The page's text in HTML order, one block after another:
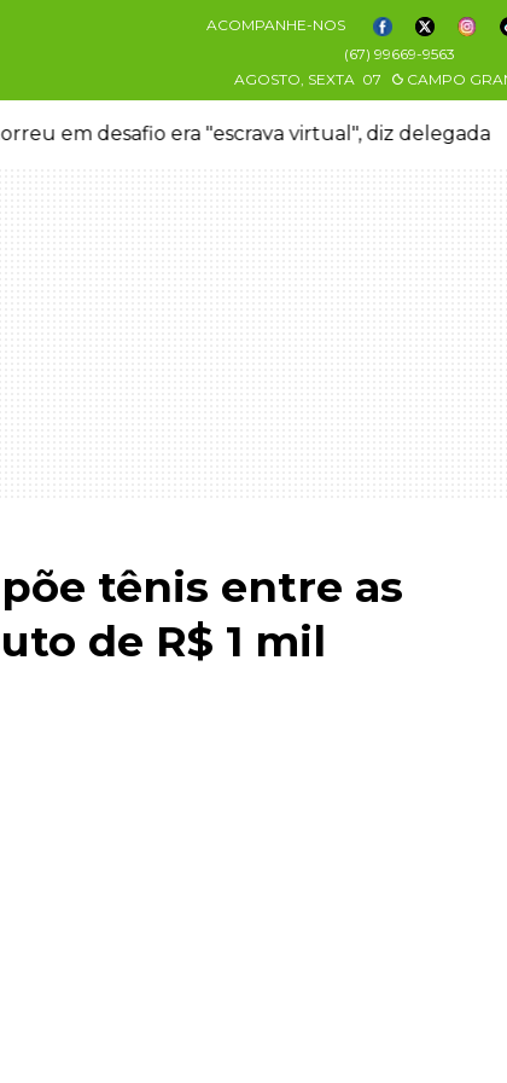
ACOMPANHE-NOS
(67) 99669-9563
AGOSTO, SEXTA 07 CAMPO
em desafio era "escrava virtual", diz delegada
tênis entre as
de R$ 1 mil